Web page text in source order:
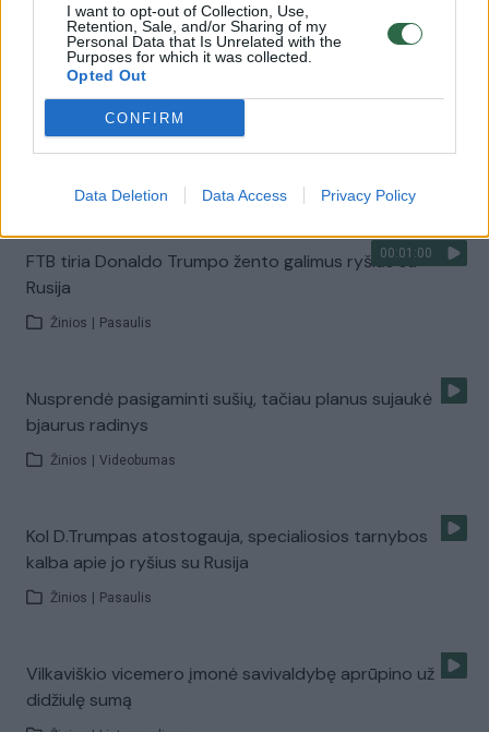
I want to opt-out of Collection, Use,
Retention, Sale, and/or Sharing of my
Personal Data that Is Unrelated with the
Purposes for which it was collected.
Opted Out
CONFIRM
Data Deletion Data Access Privacy Policy
naujų skandalų
Žinios | Pasaulis
Donaldo Trumpo žentas norėjo „slapto pokalbių
kanalo" su Maskva
00:01:00
FTB tiria Donaldo Trumpo žento galimus ryšius su
Rusija
Žinios Pasaulis
Nusprendė pasigaminti sušių, tačiau planus sujaukė
bjaurus radinys
Žinios Videobumas
Kol D.Trumpas atostogauja, specialiosios tarnybos
kalba apie jo ryšius su Rusija
Žinios Pasaulis
Vilkaviškio vicemero įmonė savivaldybę aprūpino už
didžiulę sumą